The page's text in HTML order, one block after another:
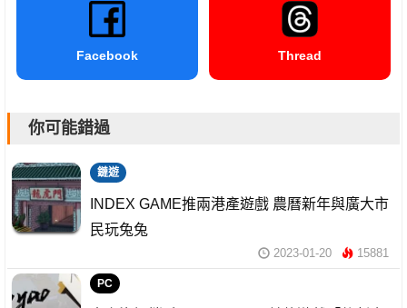
Facebook Thread
你可能錯過
鏈遊
INDEX GAME推兩港產遊戲 農曆新年與廣大市
民玩兔兔
2023-01-20 15881
PC